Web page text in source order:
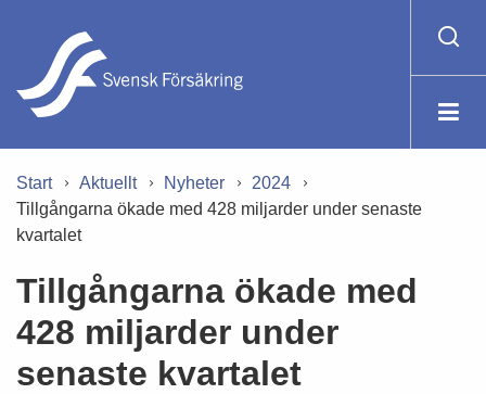
Start Aktuellt Nyheter
2024
Tillgångarna ökade med 428 miljarder under senaste
kvartalet
Tillgångarna ökade med
428 miljarder under
senaste kvartalet